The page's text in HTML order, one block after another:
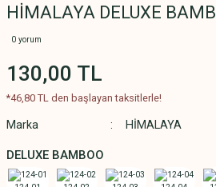
HİMALAYA DELUXE
0 yorum
130,00 TL
*46,80 TL den başlayan taksitlerle!
Marka HİMALAYA
DELUXE BAMBOO